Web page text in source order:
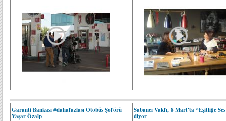
Garanti Bankası #dahafazlası Otobüs Şoförü
Yaşar Özalp
Sabancı Vakfı, 8 Mart'ta “Eşitliğe
diyor